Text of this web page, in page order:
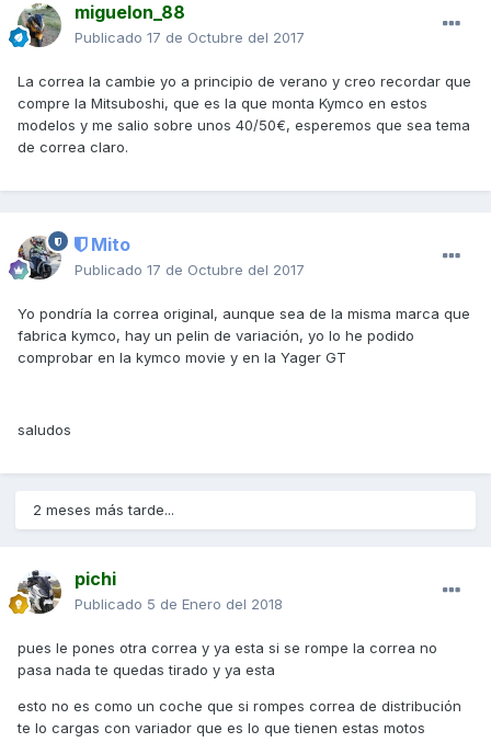
miguelon_88
Publicado 17 de Octubre del 2017
La correa la cambie yo a principio de verano y creo recordar que
compre la Mitsuboshi, que es la que monta Kymco en estos
modelos y me salio sobre unos 40/50€, esperemos que sea tema
de correa claro.
Mito
Publicado 17 de Octubre del 2017
Yo pondría la correa original, aunque sea de la misma marca que
fabrica kymco, hay un pelin de variación, yo lo he podido
comprobar en la kymco movie y en la Yager GT
saludos
2 meses más tarde...
pichi
Publicado 5 de Enero del 2018
pues le pones otra correa y ya esta si se rompe la correa no
pasa nada te quedas tirado y ya esta
esto no es como un coche que si rompes correa de distribución
te lo cargas con variador que es lo que tienen estas motos